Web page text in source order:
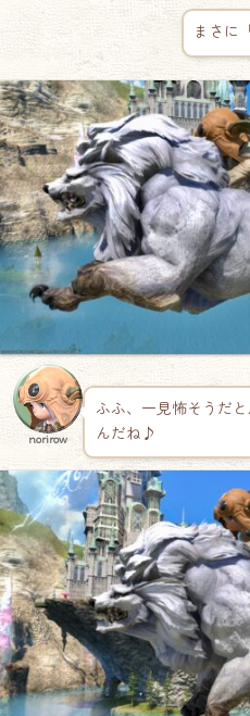
まさに
norirow
ふふ、一見怖そうだ
んだね♪